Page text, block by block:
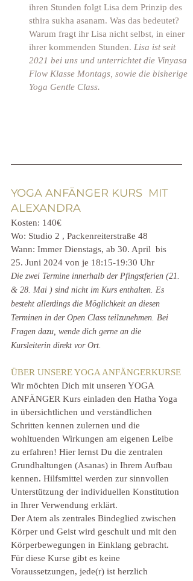
ihren Stunden folgt Lisa dem Prinzip des
sthira sukha asanam. Was das bedeutet?
Warum fragt ihr Lisa nicht selbst, in einer
ihrer kommenden Stunden. Lisa ist seit
2021 bei uns und unterrichtet die Vinyasa
Flow Klasse Montags, sowie die bisherige
Yoga Gentle Class.
YOGA ANFÄNGER KURS  MIT
ALEXANDRA
Kosten: 140€
Wo: Studio 2 , Packenreiterstraße 48
Wann: Immer Dienstags, ab 30. April  bis
25. Juni 2024 von je 18:15-19:30 Uhr
Die zwei Termine innerhalb der Pfingstferien (21.
& 28. Mai ) sind nicht im Kurs enthalten. Es
besteht allerdings die Möglichkeit an diesen
Terminen in der Open Class teilzunehmen. Bei
Fragen dazu, wende dich gerne an die
Kursleiterin direkt vor Ort.
ÜBER UNSERE YOGA ANFÄNGERKURSE
Wir möchten Dich mit unseren YOGA
ANFÄNGER Kurs einladen den Hatha Yoga
in übersichtlichen und verständlichen
Schritten kennen zulernen und die
wohltuenden Wirkungen am eigenen Leibe
zu erfahren! Hier lernst Du die zentralen
Grundhaltungen (Asanas) in Ihrem Aufbau
kennen. Hilfsmittel werden zur sinnvollen
Unterstützung der individuellen Konstitution
in Ihrer Verwendung erklärt.
Der Atem als zentrales Bindeglied zwischen
Körper und Geist wird geschult und mit den
Körperbewegungen in Einklang gebracht.
Für diese Kurse gibt es keine
Voraussetzungen, jede(r) ist herzlich